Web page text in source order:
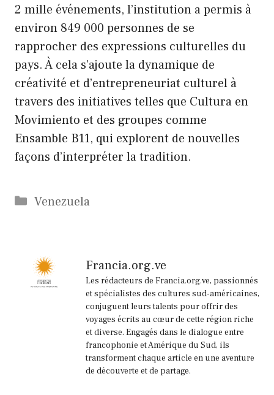
2 mille événements, l’institution a permis à
environ 849 000 personnes de se
rapprocher des expressions culturelles du
pays. À cela s’ajoute la dynamique de
créativité et d’entrepreneuriat culturel à
travers des initiatives telles que Cultura en
Movimiento et des groupes comme
Ensamble B11, qui explorent de nouvelles
façons d’interpréter la tradition.
Catégories
Venezuela
Francia.org.ve
Les rédacteurs de Francia.org.ve, passionnés
et spécialistes des cultures sud-américaines,
conjuguent leurs talents pour offrir des
voyages écrits au cœur de cette région riche
et diverse. Engagés dans le dialogue entre
francophonie et Amérique du Sud, ils
transforment chaque article en une aventure
de découverte et de partage.